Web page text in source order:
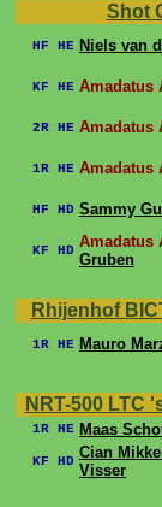
Shot
HF HE Niels van
KF HE Amadatus
2R HE Amadatus
1R HE Amadatus
HF HD Sammy
KF HD Amadatus
Gruben
Rhijenhof
1R HE Mauro
NRT-500 LTC
1R HE Maas
KF HD Cian
Visser